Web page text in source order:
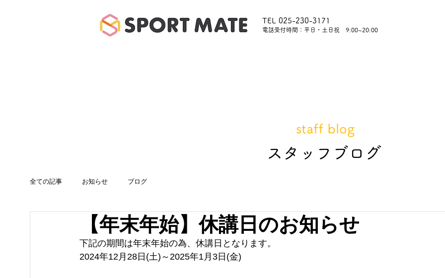
TEL 025-230-3171
​電話受付時間：平日・土日祝 9:00~20:00
全ての記事 お知らせ ブログ
【年末年始】休講日のお知らせ
下記の期間は年末年始の為、休講日となります。
2024年12月28日(土)～2025年1月3日(金)
​スタッフブログ
staff blog